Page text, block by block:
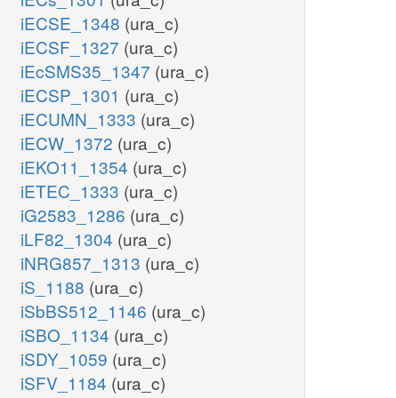
iECSE_1348 (ura_c)
iECSF_1327 (ura_c)
iEcSMS35_1347 (ura_c)
iECSP_1301 (ura_c)
iECUMN_1333 (ura_c)
iECW_1372 (ura_c)
iEKO11_1354 (ura_c)
iETEC_1333 (ura_c)
iG2583_1286 (ura_c)
iLF82_1304 (ura_c)
iNRG857_1313 (ura_c)
iS_1188 (ura_c)
iSbBS512_1146 (ura_c)
iSBO_1134 (ura_c)
iSDY_1059 (ura_c)
iSFV_1184 (ura_c)